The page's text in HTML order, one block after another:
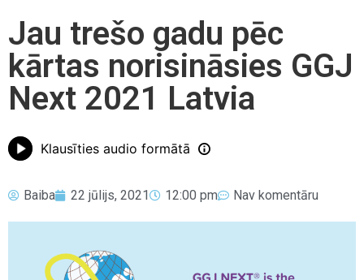
Jau trešo gadu pēc
kārtas norisināsies GGJ
Next 2021 Latvia
Klausīties audio formātā
Baiba 22 jūlijs, 2021 12:00 pm Nav komentāru